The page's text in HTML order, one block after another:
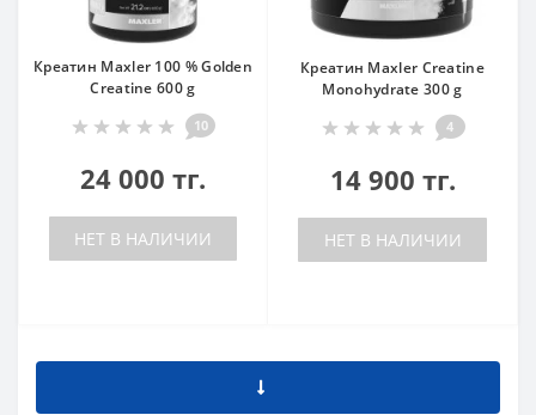
Креатин Maxler 100 % Golden
Creatine 600 g
10
24 000 тг.
НЕТ В НАЛИЧИИ
Креатин Maxler Creatine
Monohydrate 300 g
4
14 900 тг.
НЕТ В НАЛИЧИИ